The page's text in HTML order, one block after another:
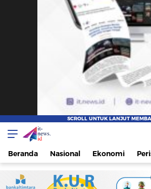
IT-NEWS
Update Cepat, Cerdas, dan
Beranda Nasional Ekonomi